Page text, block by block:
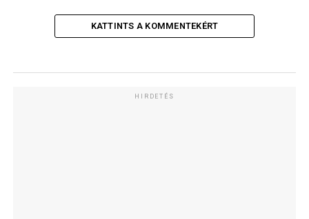
KATTINTS A KOMMENTEKÉRT
HIRDETÉS